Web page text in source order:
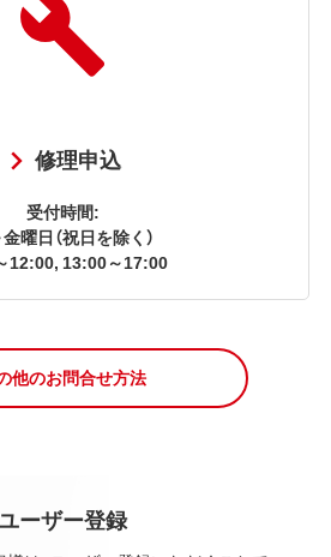
修理申込
受付時間:
曜日（祝日を除く）
12:00, 13:00～17:00
他のお問合せ方法
ーザー登録